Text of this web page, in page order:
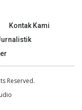
Kontak Kami
Reserved.